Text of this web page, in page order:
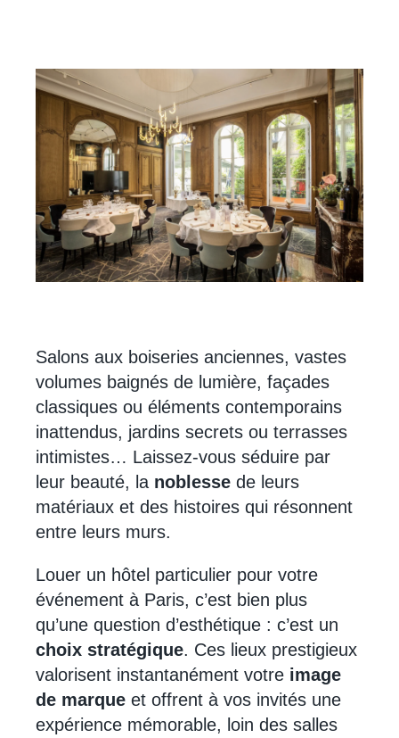
Salons aux boiseries anciennes, vastes
volumes baignés de lumière, façades
classiques ou éléments contemporains
inattendus, jardins secrets ou terrasses
intimistes… Laissez-vous séduire par
leur beauté, la noblesse de leurs
matériaux et des histoires qui résonnent
entre leurs murs.
Louer un hôtel particulier pour votre
événement à Paris, c’est bien plus
qu’une question d’esthétique : c’est un
choix stratégique. Ces lieux prestigieux
valorisent instantanément votre image
de marque et offrent à vos invités une
expérience mémorable, loin des salles